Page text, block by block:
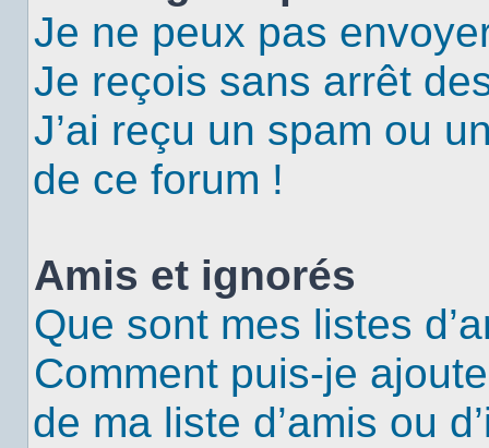
Je ne peux pas
Je reçois sans arrêt
J’ai reçu un spam ou
de ce forum !
Amis et ignorés
Que sont mes listes
Comment puis-je
de ma liste d’amis ou